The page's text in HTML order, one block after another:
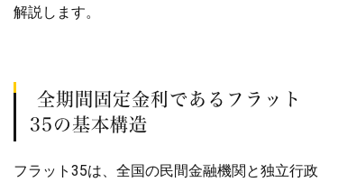
解説します。
全期間固定金利であるフラット
35の基本構造
フラット35は、全国の民間金融機関と独立行政